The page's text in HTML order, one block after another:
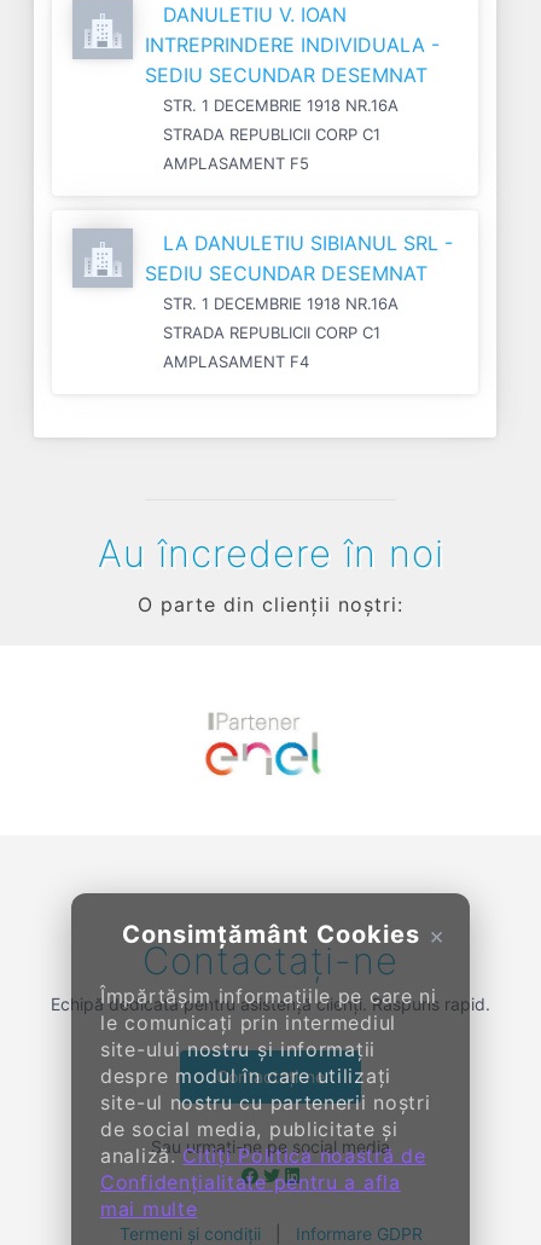
DANULETIU V. IOAN
INTREPRINDERE INDIVIDUALA -
SEDIU SECUNDAR DESEMNAT
STR. 1 DECEMBRIE 1918 NR.16A
STRADA REPUBLICII CORP C1
AMPLASAMENT F5
LA DANULETIU SIBIANUL SRL -
SEDIU SECUNDAR DESEMNAT
STR. 1 DECEMBRIE 1918 NR.16A
STRADA REPUBLICII CORP C1
AMPLASAMENT F4
×
Consimțământ Cookies
Împărtășim informațiile pe care ni
le comunicați prin intermediul
site-ului nostru și informații
despre modul în care utilizați
site-ul nostru cu partenerii noștri
de social media, publicitate și
analiză.Citiți Politica noastră de
Confidențialitate pentru a afla
mai multe
Au încredere în noi
O parte din clienții noștri:
Contactați-ne
Echipă dedicată pentru asistență clienți. Răspuns rapid.
Contactați-ne
Sau urmați-ne pe social media
Termeni și condiții Informare GDPR